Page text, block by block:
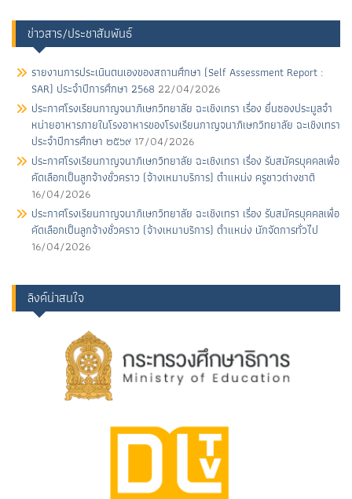
ข่าวสาร/ประชาสัมพันธ์
รายงานการประเนินตนเองของสถานศึกษา (Self Assessment Report :
SAR) ประจำปีการศึกษา 2568 22/04/2026
ประกาศโรงเรียนกาญจนาภิเษกวิทยาลัย ฉะเชิงเทรา เรื่อง ยื่นซองประมูลจํา
หน่ายอาหารภายในโรงอาหารของโรงเรียนกาญจนาภิเษกวิทยาลัย ฉะเชิงเทรา
ประจําปีการศึกษา ๒๕๖๙ 17/04/2026
ประกาศโรงเรียนกาญจนาภิเษกวิทยาลัย ฉะเชิงเทรา เรื่อง รับสมัครบุคคลเพื่อ
คัดเลือกเป็นลูกจ้างชั่วคราว (จ้างเหมาบริการ) ตําแหน่ง ครูชาวต่างชาติ
16/04/2026
ประกาศโรงเรียนกาญจนาภิเษกวิทยาลัย ฉะเชิงเทรา เรื่อง รับสมัครบุคคลเพื่อ
คัดเลือกเป็นลูกจ้างชั่วคราว (จ้างเหมาบริการ) ตําแหน่ง นักจัดการทั่วไป
16/04/2026
ลิงค์น่าสนใจ